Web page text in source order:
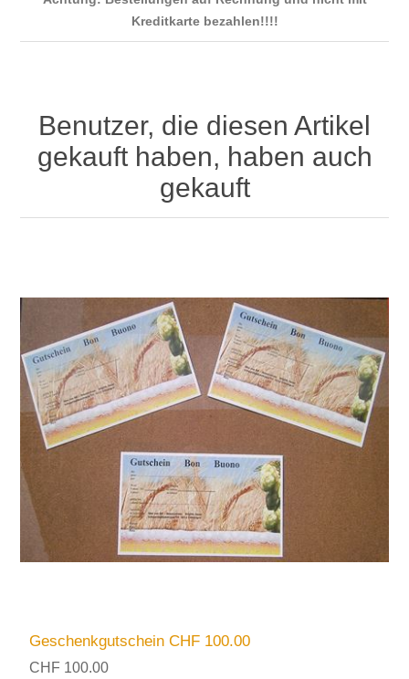
Kreditkarte bezahlen!!!!
Benutzer, die diesen Artikel
gekauft haben, haben auch
gekauft
Geschenkgutschein CHF 100.00
CHF 100.00